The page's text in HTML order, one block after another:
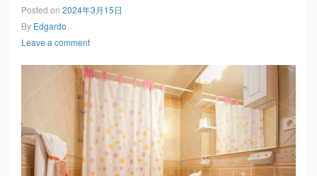
Posted on 2024年3月15日
By Edgardo
Leave a comment